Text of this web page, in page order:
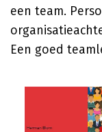
een team.
Een goed